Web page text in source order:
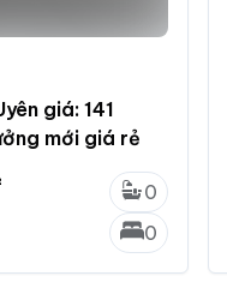
giá: 141
mới giá rẻ
0
0